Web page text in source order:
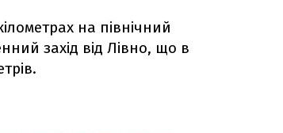
на північний
захід від Лівно, що в